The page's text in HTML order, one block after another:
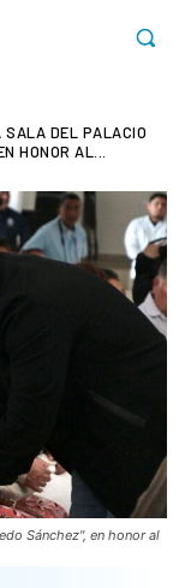
SALA DEL PALACIO
HONOR AL...
Sánchez", en honor al